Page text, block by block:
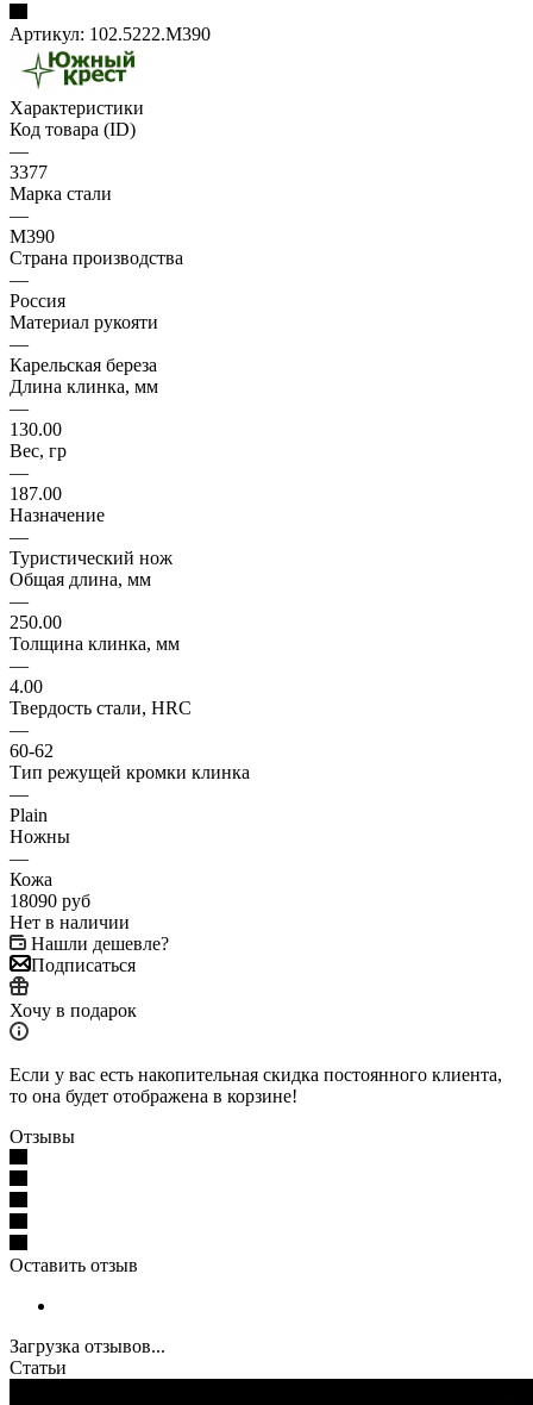
Артикул: 102.5222.M390
Характеристики
Код товара (ID)
—
3377
Марка стали
—
M390
Страна производства
—
Россия
Материал рукояти
—
Карельская береза
Длина клинка, мм
—
130.00
Вес, гр
—
187.00
Назначение
—
Туристический нож
Общая длина, мм
—
250.00
Толщина клинка, мм
—
4.00
Твердость стали, HRC
—
60-62
Тип режущей кромки клинка
—
Plain
Ножны
—
Кожа
18090 руб
Нет в наличии
Нашли дешевле?
Подписаться
Хочу в подарок
Если у вас есть накопительная скидка постоянного клиента,
то она будет отображена в корзине!
Отзывы
Оставить отзыв
Загрузка отзывов...
Статьи